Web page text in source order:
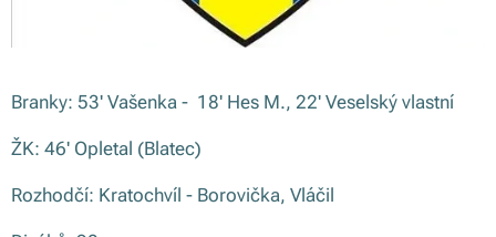
Branky: 53' Vašenka - 18' Hes M., 22' Veselský vlastní
ŽK: 46' Opletal (Blatec)
Rozhodčí: Kratochvíl - Borovička, Vláčil